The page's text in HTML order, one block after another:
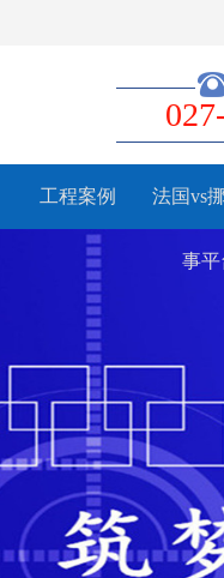
工程案例 法国vs
事平